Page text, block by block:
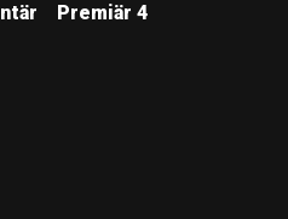
Premiär 4